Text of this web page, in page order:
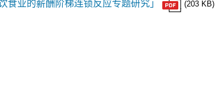
食业的薪酬阶梯连锁反应专题研究」 (203 KB)